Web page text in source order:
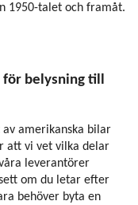
1950-talet och framåt.
belysning till
amerikanska bilar
att vi vet vilka delar
leverantörer
om du letar efter
behöver byta en